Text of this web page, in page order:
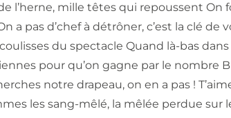
l’herne, mille têtes qui repoussent On
a pas d’chef à détrôner, c’est la clé de
du spectacle Quand là-bas
pour qu’on gagne par le nombre
notre drapeau, on en a pas !
les sang-mêlé, la mêlée perdue sur